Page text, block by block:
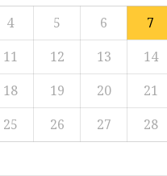
4 5 6 7
11 12 13 14
18 19 20 21
25 26 27 28